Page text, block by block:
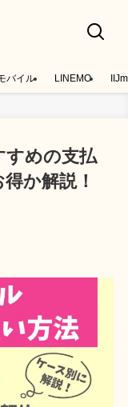
バイル LINEMO
すめの支払
か解説！